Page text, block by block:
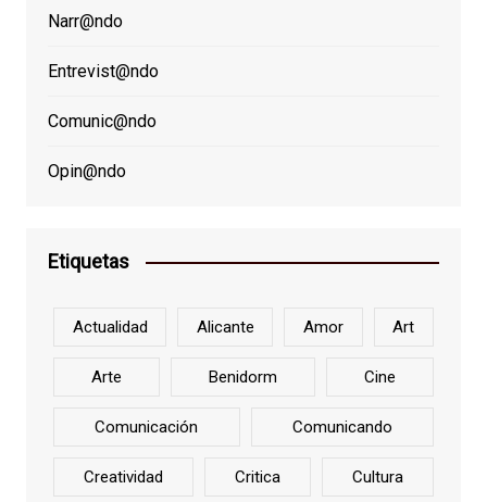
Narr@ndo
Entrevist@ndo
Comunic@ndo
Opin@ndo
Etiquetas
Actualidad Alicante Amor Art
Arte Benidorm Cine
Comunicación Comunicando
Creatividad Critica Cultura